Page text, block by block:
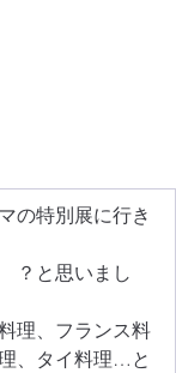
の特別展に行き
？と思いまし
理、フランス料
、タイ料理…と